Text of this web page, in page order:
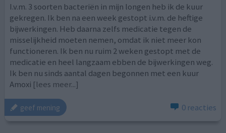
I.v.m. 3 soorten bacteriën in mijn longen heb ik de kuur
gekregen. Ik ben na een week gestopt i.v.m. de heftige
bijwerkingen. Heb daarna zelfs medicatie tegen de
misselijkheid moeten nemen, omdat ik niet meer kon
functioneren. Ik ben nu ruim 2 weken gestopt met de
medicatie en heel langzaam ebben de bijwerkingen weg.
Ik ben nu sinds aantal dagen begonnen met een kuur
Amoxi [lees meer...]
geef mening 0 reacties